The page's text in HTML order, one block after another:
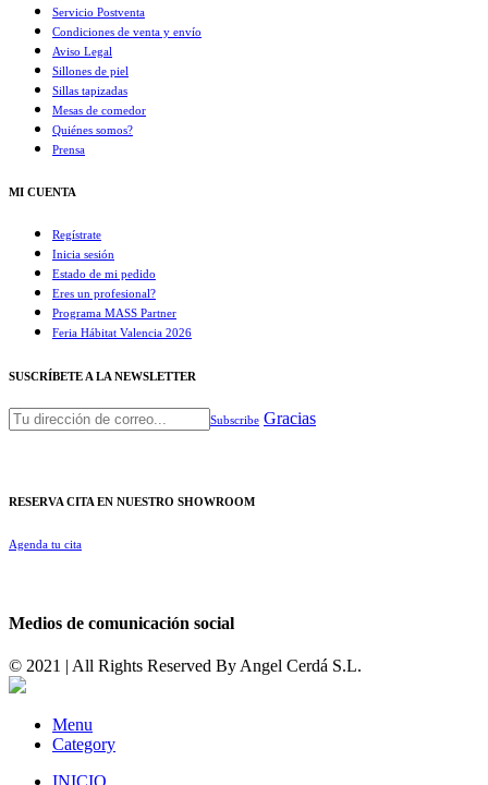
Servicio Postventa
Condiciones de venta y envío
Aviso Legal
Sillones de piel
Sillas tapizadas
Mesas de comedor
Quiénes somos?
Prensa
MI CUENTA
Regístrate
Inicia sesión
Estado de mi pedido
Eres un profesional?
Programa MASS Partner
Feria Hábitat Valencia 2026​
SUSCRÍBETE A LA NEWSLETTER
Subscribe Gracias
RESERVA CITA EN NUESTRO SHOWROOM
Agenda tu cita
Medios de comunicación social
© 2021 | All Rights Reserved By Angel Cerdá S.L.
Menu
Category
INICIO